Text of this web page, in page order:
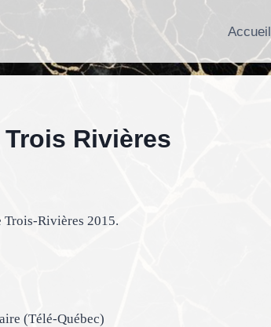
Accueil
Rivières
Trois-Rivières 2015.
(Télé-Québec)